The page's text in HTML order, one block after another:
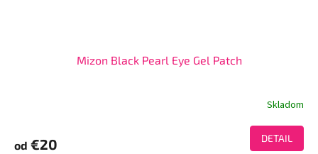
Mizon Black Pearl Eye Gel Patch
Skladom
od €20 DETAIL